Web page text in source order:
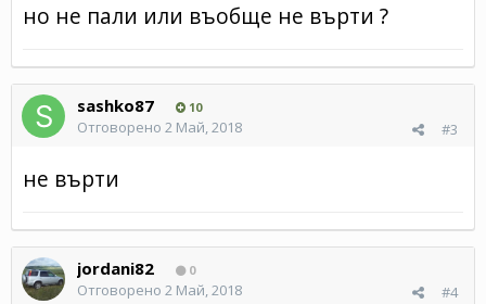
но не пали или въобще не върти ?
sashko87 10
#3
Отговорено 2 Май, 2018
не върти
jordani82 0
#4
Отговорено 2 Май, 2018